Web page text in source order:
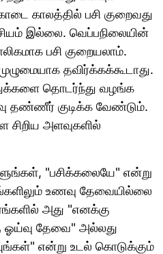
காலத்தில் பசி குறைவது
இல்லை. வெப்பநிலையின்
பசி குறையலாம்.
தவிர்க்கக்கூடாது.
தொடர்ந்து வழங்க
தண்ணீர் குடிக்க வேண்டும்.
அளவுகளில்
"பசிக்கலையே" என்று
உணவு தேவையில்லை
அது "எனக்கு
தேவை" அல்லது
என்று உடல் கொடுக்கும்